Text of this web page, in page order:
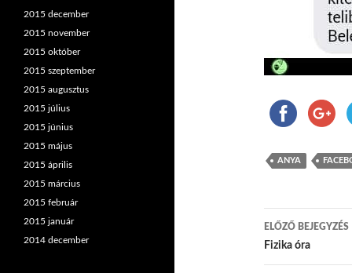
ANYA
ELŐZŐ BEJEGYZÉS
Fizika óra
2015 december
2015 november
2015 október
2015 szeptember
2015 augusztus
2015 július
2015 június
2015 május
2015 április
2015 március
2015 február
2015 január
2014 december